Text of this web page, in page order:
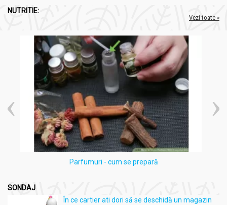
NUTRITIE:
Vezi toate »
Parfumuri - cum se prepară
SONDAJ
În ce cartier ati dori să se deschidă un magazin